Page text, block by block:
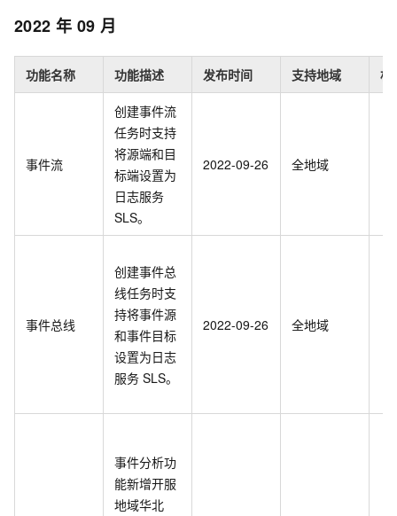
2022 年 09 月
功能名称 功能描述 发布时间 支持地域 相
事件流
创建事件流
任务时支持
将源端和目
标端设置为
日志服务
SLS。
2022-09-26 全地域
事件总线
创建事件总
线任务时支
持将事件源
和事件目标
设置为日志
服务 SLS。
2022-09-26 全地域
事件分析功
能新增开服
地域华北